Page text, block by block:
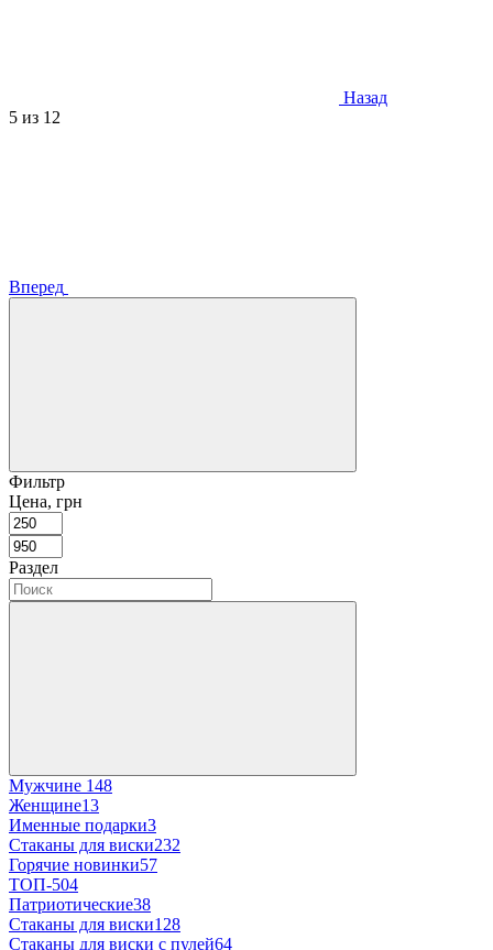
Назад
5 из 12
Вперед
Фильтр
Цена, грн
Раздел
Мужчине 148
Женщине13
Именные подарки3
Стаканы для виски232
Горячие новинки57
ТОП-504
Патриотические38
Стаканы для виски128
Стаканы для виски с пулей64